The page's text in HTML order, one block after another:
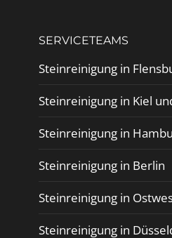
SERVICETEAMS
Steinreinigung in
Steinreinigung in Kiel
Steinreinigung in
Steinreinigung in Berlin
Steinreinigung in
Steinreinigung in